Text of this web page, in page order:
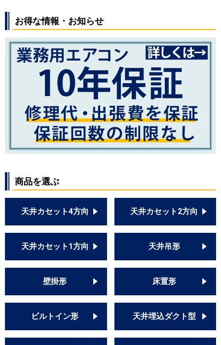
お得な情報・お知らせ
商品を選ぶ
天井カセット4方向 天井カセット2方向
天井カセット1方向 天井吊形
壁掛形 床置形
ビルトイン形 天井埋込ダクト型